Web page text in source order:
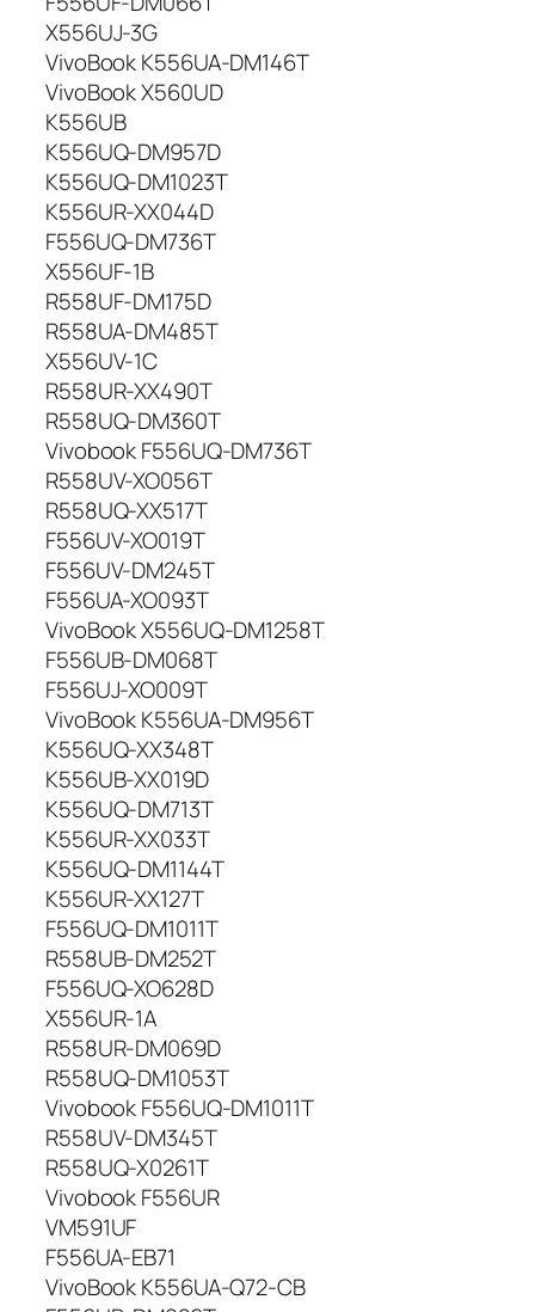
X556UJ-3G
VivoBook K556UA-DM146T
VivoBook X560UD
K556UB
K556UQ-DM957D
K556UQ-DM1023T
K556UR-XX044D
F556UQ-DM736T
X556UF-1B
R558UF-DM175D
R558UA-DM485T
X556UV-1C
R558UR-XX490T
R558UQ-DM360T
Vivobook F556UQ-DM736T
R558UV-XO056T
R558UQ-XX517T
F556UV-XO019T
F556UV-DM245T
F556UA-XO093T
VivoBook X556UQ-DM1258T
F556UB-DM068T
F556UJ-XO009T
VivoBook K556UA-DM956T
K556UQ-XX348T
K556UB-XX019D
K556UQ-DM713T
K556UR-XX033T
K556UQ-DM1144T
K556UR-XX127T
F556UQ-DM1011T
R558UB-DM252T
F556UQ-XO628D
X556UR-1A
R558UR-DM069D
R558UQ-DM1053T
Vivobook F556UQ-DM1011T
R558UV-DM345T
R558UQ-X0261T
Vivobook F556UR
VM591UF
F556UA-EB71
VivoBook K556UA-Q72-CB